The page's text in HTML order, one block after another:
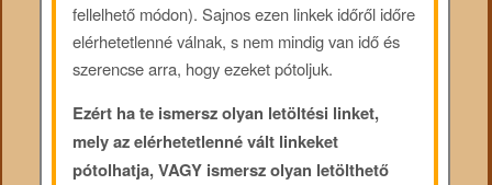
fellelhető módon). Sajnos ezen linkek időről időre
elérhetetlenné válnak, s nem mindig van idő és
szerencse arra, hogy ezeket pótoljuk.
Ezért ha te ismersz olyan letöltési linket,
mely az elérhetetlenné vált linkeket
pótolhatja, VAGY ismersz olyan letölthető